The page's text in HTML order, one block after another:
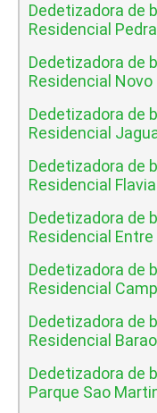
Dedetizadora de
Residencial
Dedetizadora de
Residencial Novo
Dedetizadora de
Residencial
Dedetizadora de
Residencial Flavia
Dedetizadora de
Residencial Entre
Dedetizadora de
Residencial
Dedetizadora de
Residencial
Dedetizadora de
Parque Sao